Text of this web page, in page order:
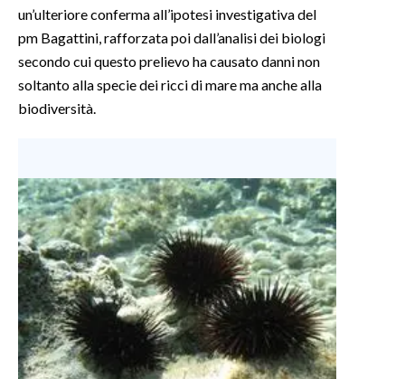
un’ulteriore conferma all’ipotesi investigativa del
pm Bagattini, rafforzata poi dall’analisi dei biologi
secondo cui questo prelievo ha causato danni non
soltanto alla specie dei ricci di mare ma anche alla
biodiversità.